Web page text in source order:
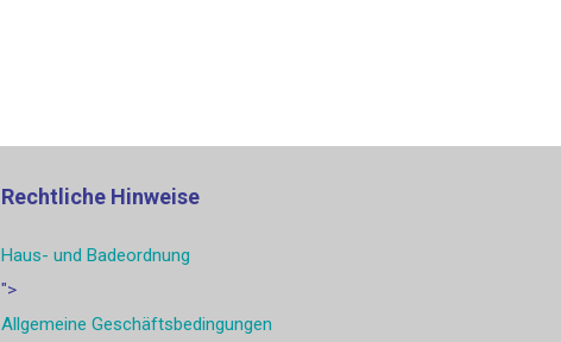
Rechtliche Hinweise
Haus- und Badeordnung
">
Allgemeine Geschäftsbedingungen